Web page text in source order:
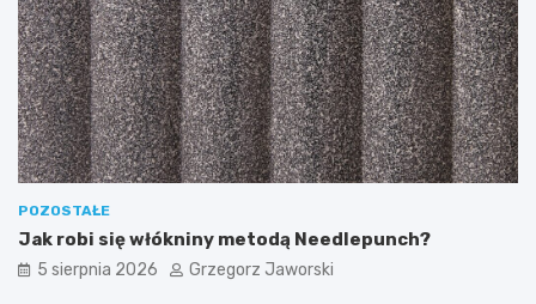
POZOSTAŁE
Jak robi się włókniny metodą Needlepunch?
5 sierpnia 2026 Grzegorz Jaworski